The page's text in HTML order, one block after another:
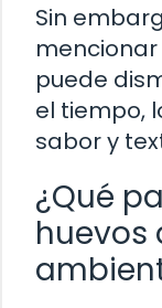
Sin
puede
el tiempo,
sabor y
¿Qué
huevos